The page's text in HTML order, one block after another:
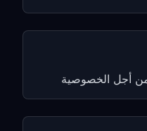
Portمن